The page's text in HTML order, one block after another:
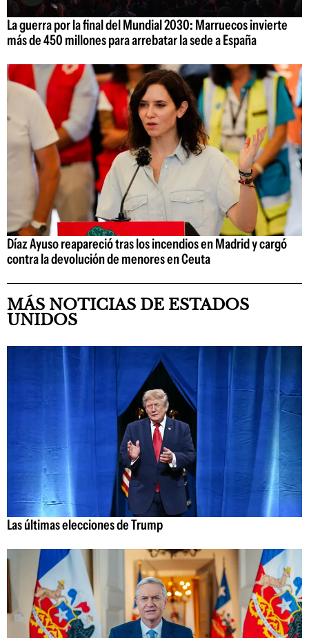
La guerra por la final del Mundial 2030: Marruecos invierte
más de 450 millones para arrebatar la sede a España
Díaz Ayuso reapareció tras los incendios en Madrid y cargó
contra la devolución de menores en Ceuta
MÁS NOTICIAS DE ESTADOS
UNIDOS
Las últimas elecciones de Trump